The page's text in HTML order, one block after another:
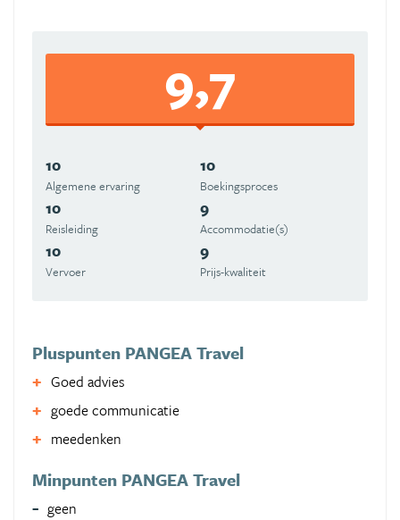
9,7
10
Algemene ervaring
10
Boekingsproces
10
Reisleiding
9
Accommodatie(s)
10
Vervoer
9
Prijs-kwaliteit
Pluspunten PANGEA Travel
Goed advies
goede communicatie
meedenken
Minpunten PANGEA Travel
geen